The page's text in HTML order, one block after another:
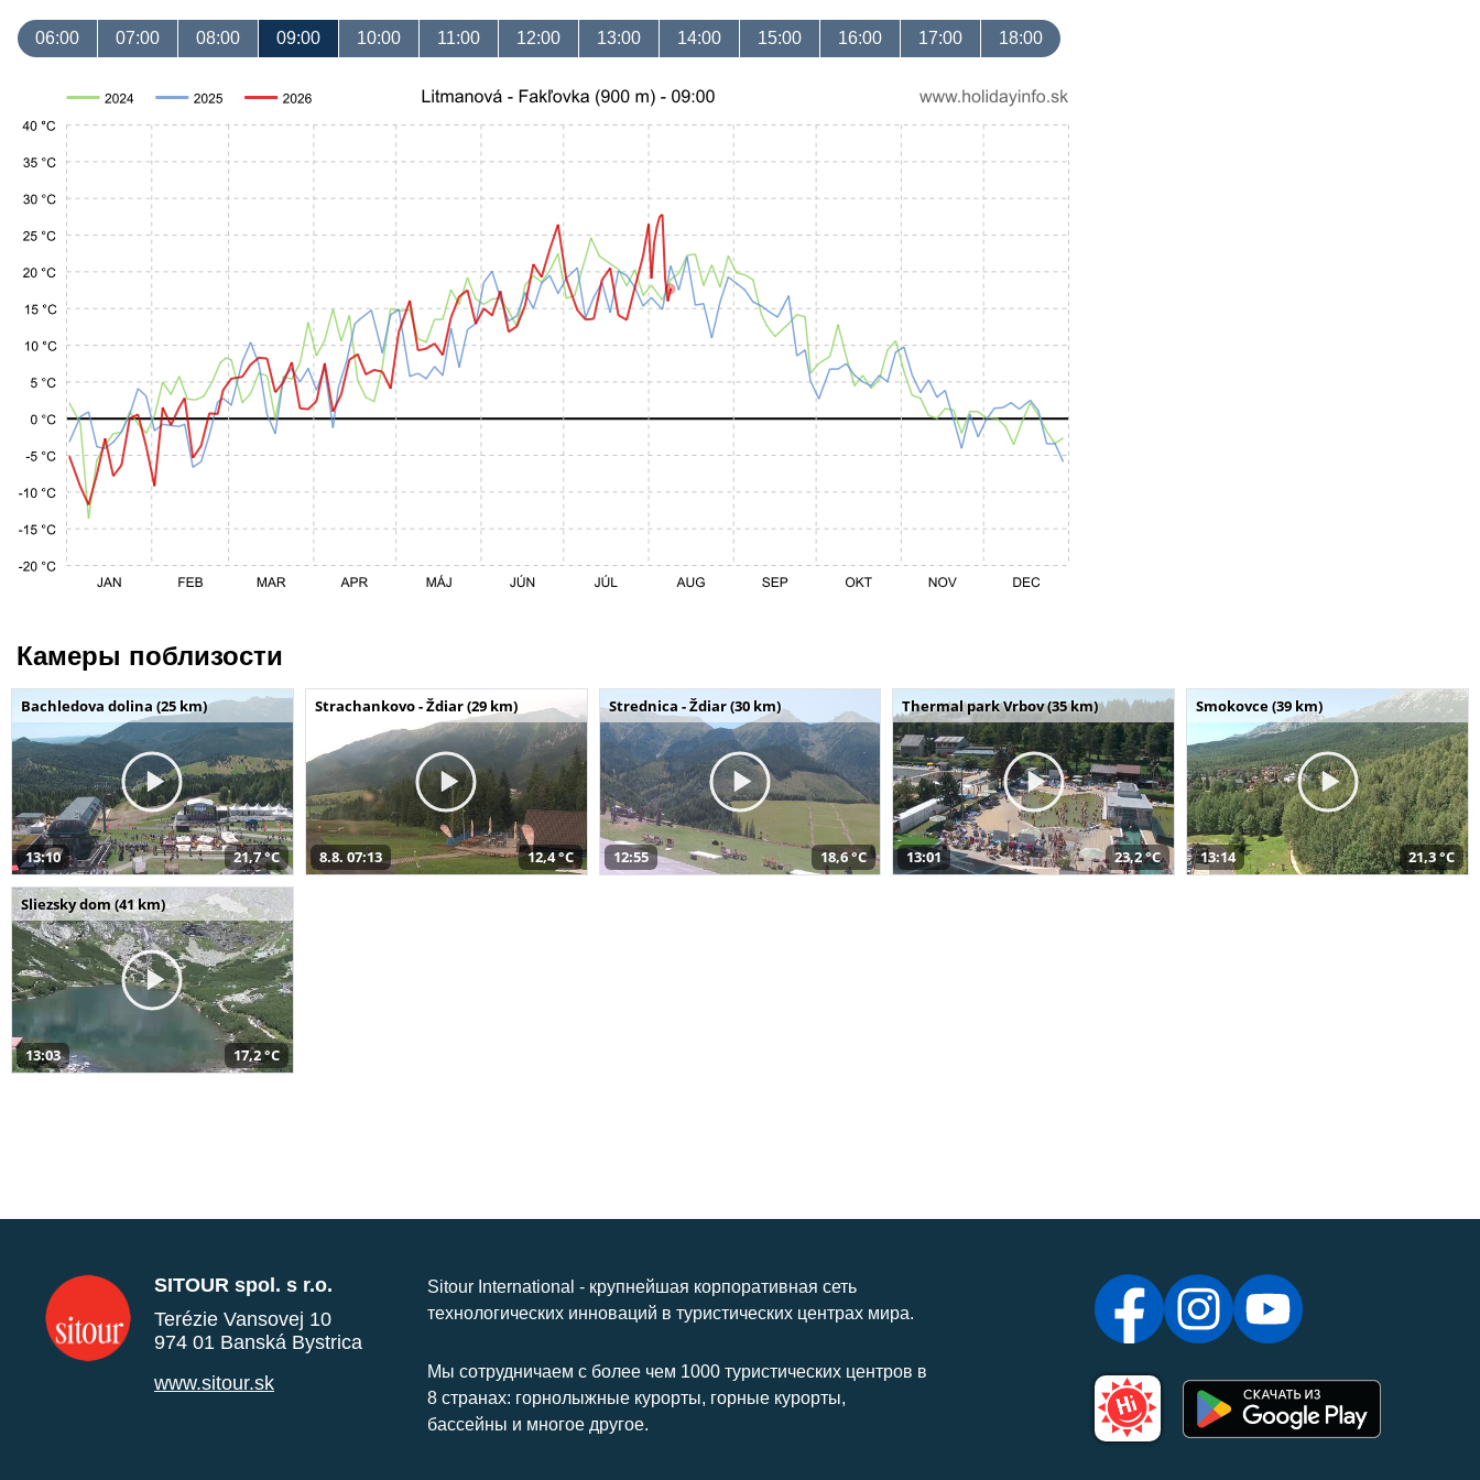
06:00 07:00 08:00 09:00 10:00 11:00 12:00 13:00 14:00 15:00 16:00 17:00 18:00
Камеры поблизости
Bachledova dolina (25 km)
13:10 21,7 °C
Strachankovo - Ždiar (29 km)
8.8. 07:13 12,4 °C
Strednica - Ždiar (30 km)
12:55 18,6 °C
Thermal park Vrbov (35 km)
13:01 23,2 °C
Smokovce (39 km)
13:14 21,3 °C
Sliezsky dom (41 km)
13:03 17,2 °C
SITOUR spol. s r.o.
Terézie Vansovej 10
974 01 Banská Bystrica
www.sitour.sk
Sitour International - крупнейшая корпоративная сеть
технологических инноваций в туристических центрах мира.
Мы сотрудничаем с более чем 1000 туристических центров в
8 странах: горнолыжные курорты, горные курорты,
бассейны и многое другое.